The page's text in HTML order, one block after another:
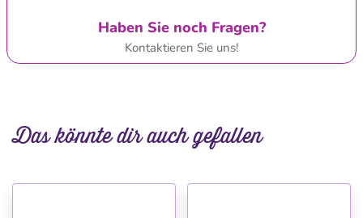
Haben Sie noch Fragen?
Kontaktieren Sie uns!
Das könnte dir auch gefallen